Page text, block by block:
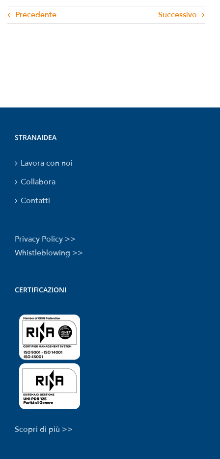
Precedente Successivo
STRANAIDEA
Lavora con noi
Collabora
Contatti
Privacy Policy >>
Whistleblowing >>
CERTIFICAZIONI
Scopri di più >>